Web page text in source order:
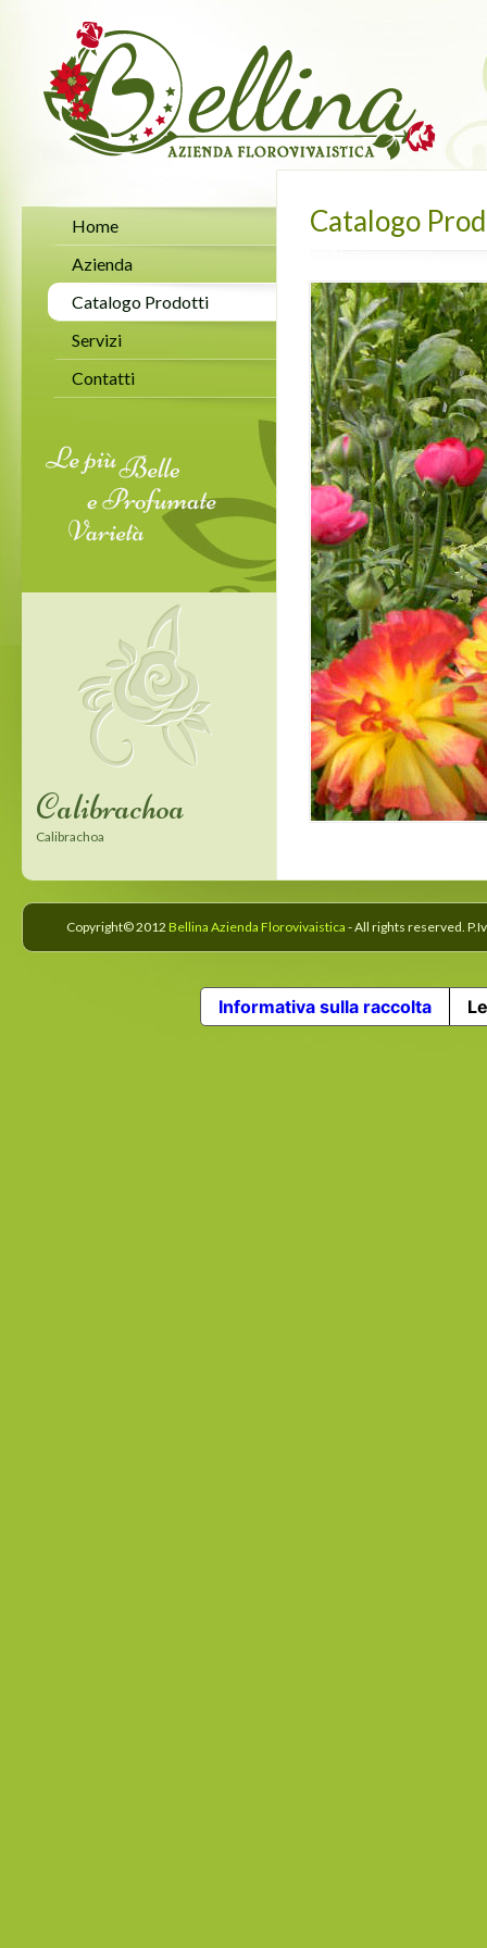
Home
Azienda
Catalogo Prodotti
Servizi
Contatti
Calibrachoa
Calibrachoa
Confetti Garden
Catalogo
Copyright© 2012 Bellina Azienda Florovivaistica - All rights reserved.
Informativa sulla raccolta